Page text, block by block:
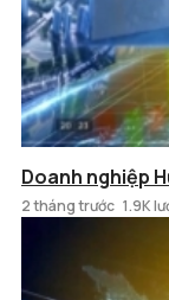
Doanh nghiệp
2 tháng trước 1.9K